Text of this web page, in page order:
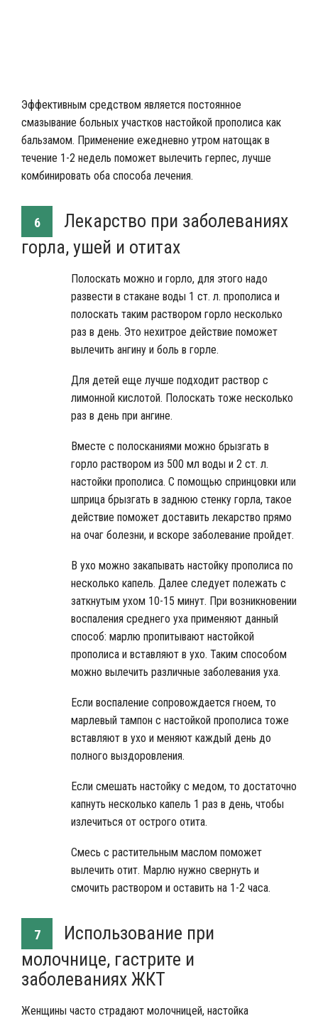
Эффективным средством является постоянное
смазывание больных участков настойкой прополиса как
бальзамом. Применение ежедневно утром натощак в
течение 1-2 недель поможет вылечить герпес, лучше
комбинировать оба способа лечения.
6
Лекарство при заболеваниях
горла, ушей и отитах
Полоскать можно и горло, для этого надо
развести в стакане воды 1 ст. л. прополиса и
полоскать таким раствором горло несколько
раз в день. Это нехитрое действие поможет
вылечить ангину и боль в горле.
Для детей еще лучше подходит раствор с
лимонной кислотой. Полоскать тоже несколько
раз в день при ангине.
Вместе с полосканиями можно брызгать в
горло раствором из 500 мл воды и 2 ст. л.
настойки прополиса. С помощью спринцовки или
шприца брызгать в заднюю стенку горла, такое
действие поможет доставить лекарство прямо
на очаг болезни, и вскоре заболевание пройдет.
В ухо можно закапывать настойку прополиса по
несколько капель. Далее следует полежать с
заткнутым ухом 10-15 минут. При возникновении
воспаления среднего уха применяют данный
способ: марлю пропитывают настойкой
прополиса и вставляют в ухо. Таким способом
можно вылечить различные заболевания уха.
Если воспаление сопровождается гноем, то
марлевый тампон с настойкой прополиса тоже
вставляют в ухо и меняют каждый день до
полного выздоровления.
Если смешать настойку с медом, то достаточно
капнуть несколько капель 1 раз в день, чтобы
излечиться от острого отита.
Смесь с растительным маслом поможет
вылечить отит. Марлю нужно свернуть и
смочить раствором и оставить на 1-2 часа.
7
Использование при
молочнице, гастрите и
заболеваниях ЖКТ
Женщины часто страдают молочницей, настойка